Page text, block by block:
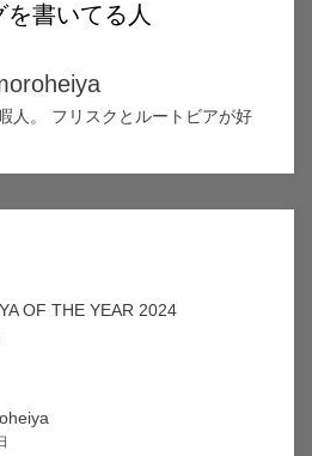
を書いてる人
人。 フリスクとルートビアが好
OF THE YEAR 2024